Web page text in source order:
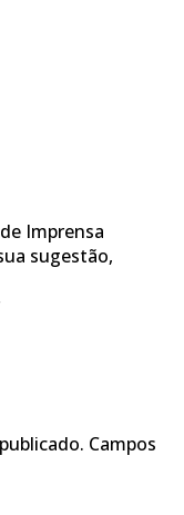
Imprensa
sugestão,
Campos